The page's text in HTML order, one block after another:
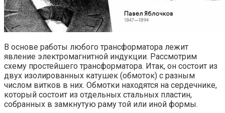
В основе работы любого трансформатора лежит
явление электромагнитной индукции. Рассмотрим
схему простейшего трансформатора. Итак, он состоит из
двух изолированных катушек (обмоток) с разным
числом витков в них. Обмотки находятся на сердечнике,
который состоит из отдельных стальных пластин,
собранных в замкнутую раму той или иной формы.